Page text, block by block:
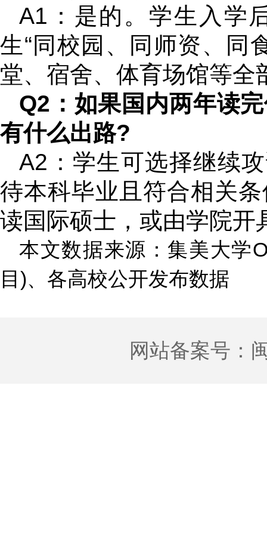
A1：是的。学生入学
生“同校园、同师资、同
堂、宿舍、体育场馆等全
Q2：如果国内两年读
有什么出路?
A2：学生可选择继续
待本科毕业且符合相关
读国际硕士，或由学院开
本文数据来源：集美大学
目)、各高校公开发布数据
网站备案号：